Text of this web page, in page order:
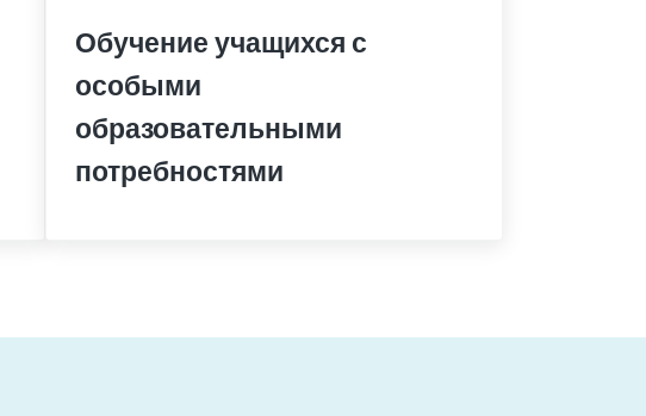
Обучение учащихся с
особыми
образовательными
потребностями